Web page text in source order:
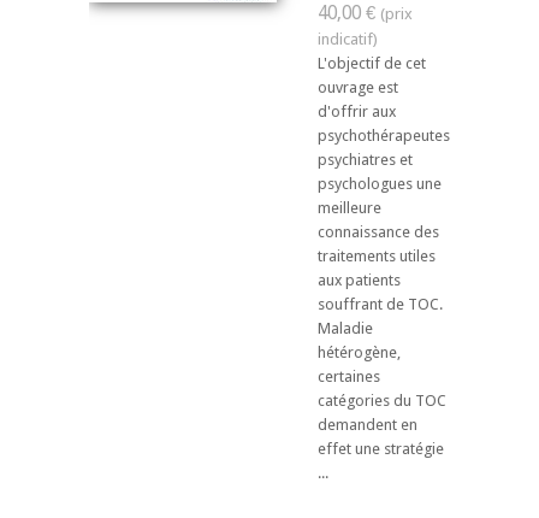
40,00 €
L'objectif de cet
ouvrage est
d'offrir aux
psychothérapeutes,
psychiatres et
psychologues une
meilleure
connaissance des
traitements utiles
aux patients
souffrant de TOC.
Maladie
hétérogène,
certaines
catégories du TOC
demandent en
effet une stratégie
...